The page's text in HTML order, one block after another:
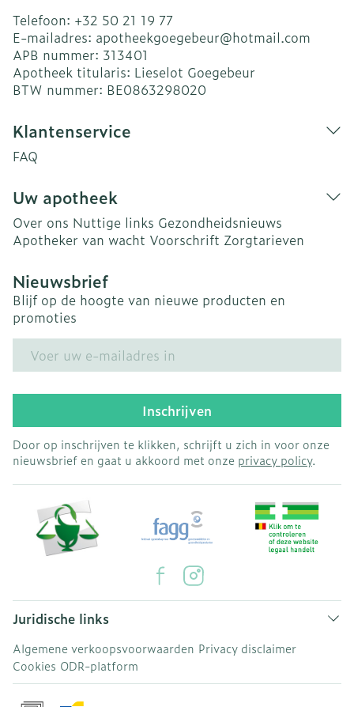
Telefoon: +32 50 21 19 77
E-mailadres: apotheekgoegebeur@hotmail.com
APB nummer: 313401
Apotheek titularis: Lieselot Goegebeur
BTW nummer: BE0863298020
Klantenservice
FAQ
Uw apotheek
Over ons Nuttige links Gezondheidsnieuws
Apotheker van wacht Voorschrift Zorgtarieven
Nieuwsbrief
Blijf op de hoogte van nieuwe producten en
promoties
Inschrijven
Door op inschrijven te klikken, schrijft u zich in voor onze
nieuwsbrief en gaat u akkoord met onze privacy policy.
Juridische links
Algemene verkoopsvoorwaarden Privacy disclaimer
Cookies ODR-platform